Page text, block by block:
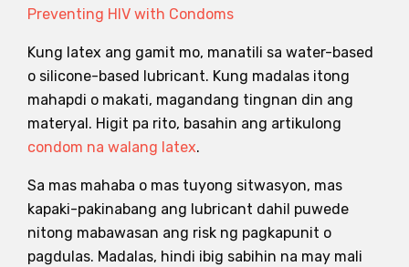
Preventing HIV with Condoms
Kung latex ang gamit mo, manatili sa water-based
o silicone-based lubricant. Kung madalas itong
mahapdi o makati, magandang tingnan din ang
materyal. Higit pa rito, basahin ang artikulong
condom na walang latex.
Sa mas mahaba o mas tuyong sitwasyon, mas
kapaki-pakinabang ang lubricant dahil puwede
nitong mabawasan ang risk ng pagkapunit o
pagdulas. Madalas, hindi ibig sabihin na may mali